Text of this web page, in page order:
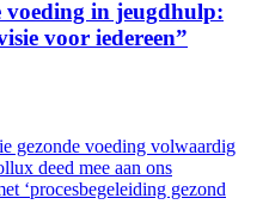
voeding in jeugdhulp:
voor iedereen”
gezonde voeding volwaardig
deed mee aan ons
‘procesbegeleiding gezond